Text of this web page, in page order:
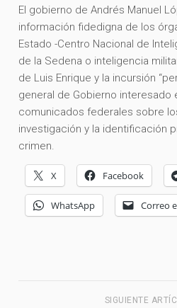
El gobierno de Andrés Manuel
información fidedigna de los
Estado -Centro Nacional de
de la Sedena o inteligencia
de Luis Enrique y la incursión
general de Gobierno interesado
comunicados federales sobre
investigación y la identificación
crimen.
X Facebook
WhatsApp Correo
SIGUIENTE